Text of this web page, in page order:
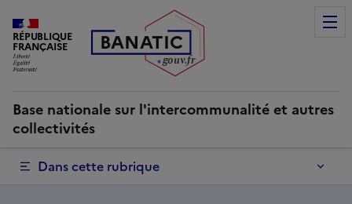
RÉPUBLIQUE
FRANÇAISE BANATIC
gouv.fr
Base nationale sur l'intercommunalité et autres
collectivités
Dans cette rubrique
Commune Beuzeville | Base nationale sur